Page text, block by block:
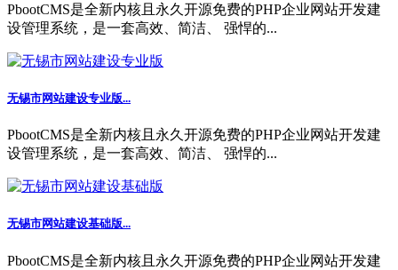
PbootCMS是全新内核且永久开源免费的PHP企业网站开发建
设管理系统，是一套高效、简洁、 强悍的...
无锡市网站建设专业版...
PbootCMS是全新内核且永久开源免费的PHP企业网站开发建
设管理系统，是一套高效、简洁、 强悍的...
无锡市网站建设基础版...
PbootCMS是全新内核且永久开源免费的PHP企业网站开发建